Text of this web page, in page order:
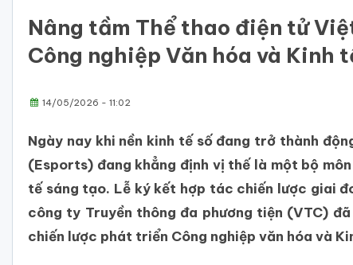
Nâng tầm Thể thao điện tử
Công nghiệp Văn hóa và Kinh
14/05/2026 - 11:02
Ngày nay khi nền kinh tế số đang trở thành
(Esports) đang khẳng định vị thế là một bộ
tế sáng tạo. Lễ ký kết hợp tác chiến lược giai
công ty Truyền thông đa phương tiện (VTC)
chiến lược phát triển Công nghiệp văn hóa và